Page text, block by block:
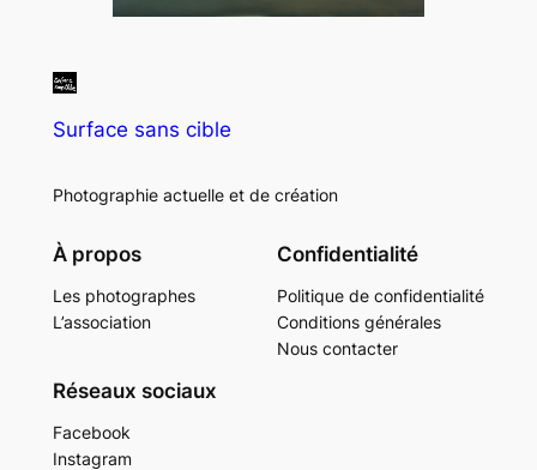
Surface sans cible
Photographie actuelle et de création
À propos
Les photographes
L’association
Confidentialité
Politique de confidentialité
Conditions générales
Nous contacter
Réseaux sociaux
Facebook
Instagram